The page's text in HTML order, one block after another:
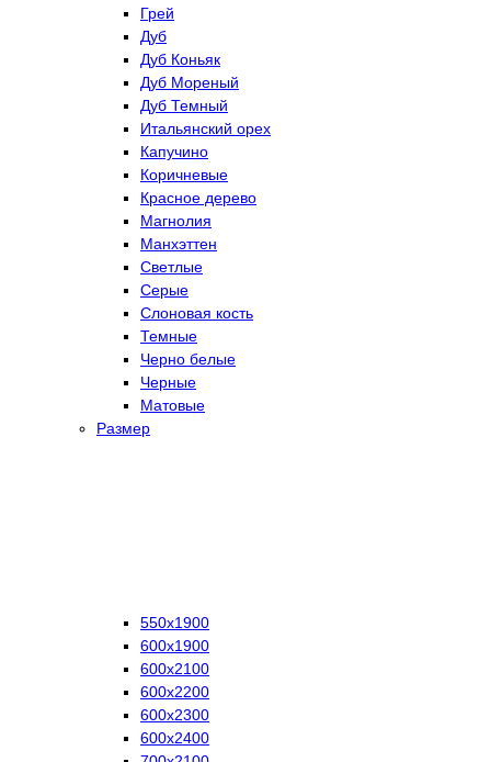
Грей
Дуб
Дуб Коньяк
Дуб Мореный
Дуб Темный
Итальянский орех
Капучино
Коричневые
Красное дерево
Магнолия
Манхэттен
Светлые
Серые
Слоновая кость
Темные
Черно белые
Черные
Матовые
Размер
550х1900
600х1900
600х2100
600х2200
600х2300
600х2400